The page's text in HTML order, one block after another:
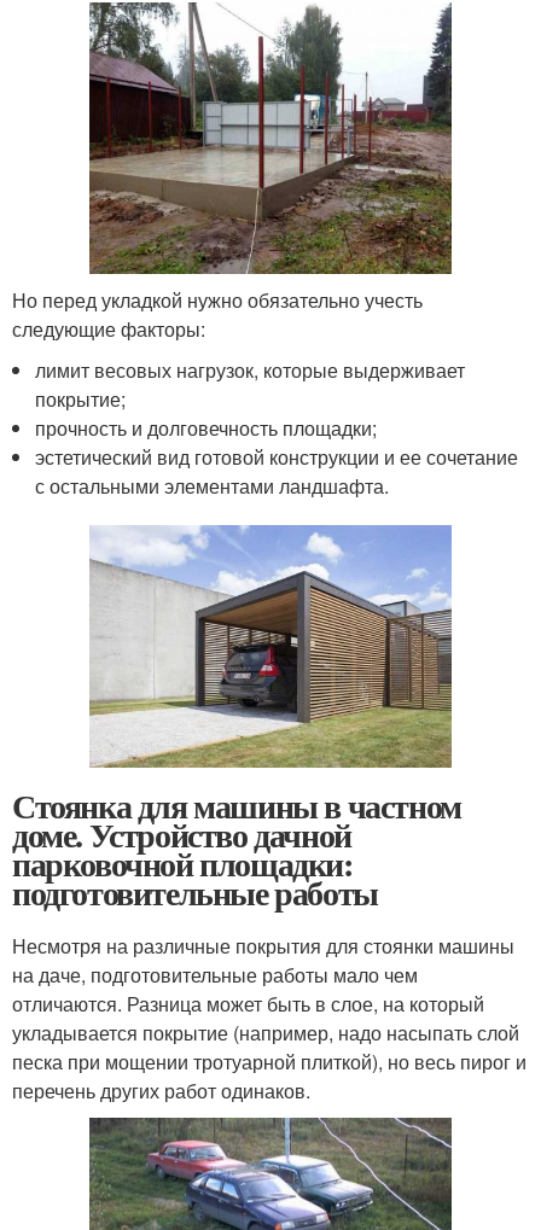
Но перед укладкой нужно обязательно учесть
следующие факторы:
лимит весовых нагрузок, которые выдерживает
покрытие;
прочность и долговечность площадки;
эстетический вид готовой конструкции и ее сочетание
с остальными элементами ландшафта.
Стоянка для машины в частном
доме. Устройство дачной
парковочной площадки:
подготовительные работы
Несмотря на различные покрытия для стоянки машины
на даче, подготовительные работы мало чем
отличаются. Разница может быть в слое, на который
укладывается покрытие (например, надо насыпать слой
песка при мощении тротуарной плиткой), но весь пирог и
перечень других работ одинаков.